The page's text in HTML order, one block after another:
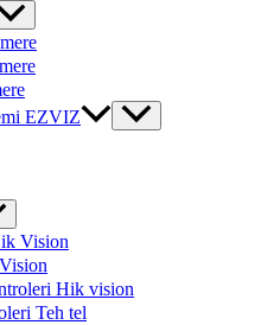
EZVIZ
Menu
Toggle
Vision
Hik vision
Teh tel